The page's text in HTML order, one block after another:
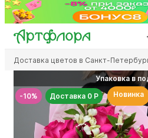
Перейти
основному
содержанию
здесь
Доставка цветов в Санкт-
-10%
Упаковка в
Доставка 0 Р
Новинка